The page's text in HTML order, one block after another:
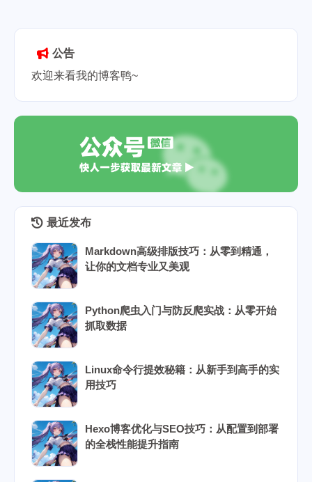
公告
欢迎来看我的博客鸭~
最近发布
Markdown高级排版技巧：从零到精通，
让你的文档专业又美观
Python爬虫入门与防反爬实战：从零开始
抓取数据
Linux命令行提效秘籍：从新手到高手的实
用技巧
Hexo博客优化与SEO技巧：从配置到部署
的全栈性能提升指南